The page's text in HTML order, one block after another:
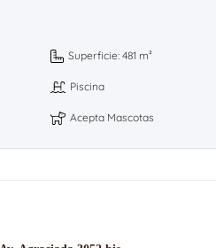
Superficie: 481 m²
Piscina
Acepta Mascotas